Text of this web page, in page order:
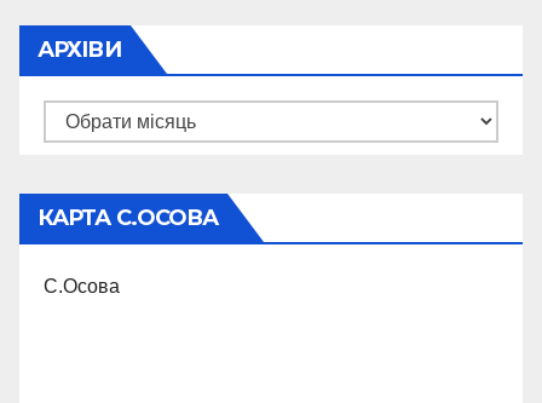
АРХІВИ
Архіви
КАРТА С.ОСОВА
С.Осова